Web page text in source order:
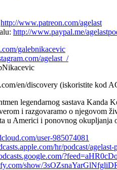
http://www.patreon.com/agelast
http://www.paypal.me/
galebnikacevic
agelast_/
en/discovery (iskoristite kod
legendarnog sastava Kanda
i razgovaramo o njegovom
u Americi i ponovnog okupljanja
user-985074081
hr/podcast/
show/